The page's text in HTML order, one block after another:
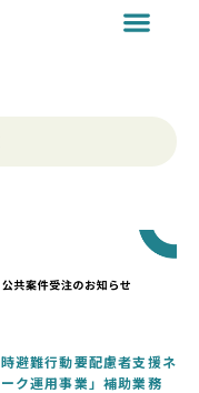
時避難行動要配慮者支援ネ
ク運用事業」補助業務